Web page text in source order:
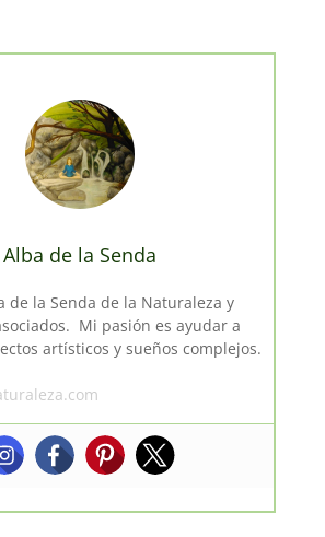
Alba de la Senda
de la Senda de la Naturaleza y
Mi pasión es ayudar a
artísticos y sueños complejos.